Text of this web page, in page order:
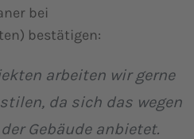
bei
bestätigen:
arbeiten wir gerne
da sich das wegen
Gebäude anbietet.